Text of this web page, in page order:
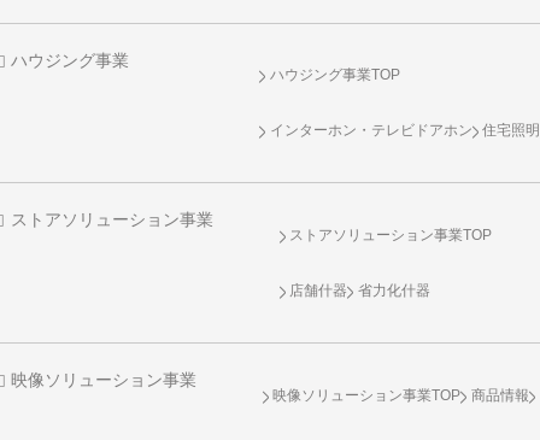
ハウジング事業
ハウジング事業TOP
インターホン・テレビドアホン 住宅照明
ストアソリューション事業
ストアソリューション事業TOP
店舗什器 省力化什器
映像ソリューション事業
映像ソリューション事業TOP 商品情報